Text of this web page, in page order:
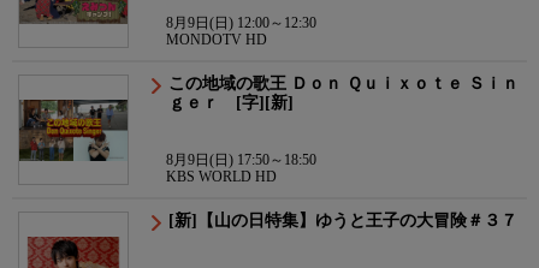
8月9日(日) 12:00～12:30
MONDOTV HD
この地域の歌王 Ｄｏｎ Ｑｕｉｘｏｔｅ Ｓｉｎ
ｇｅｒ [字][新]
8月9日(日) 17:50～18:50
KBS WORLD HD
[新]【山の日特集】ゆうと王子の大冒険＃３７